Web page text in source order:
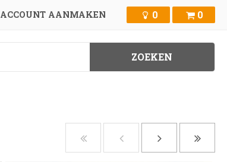
ACCOUNT AANMAKEN 0 0